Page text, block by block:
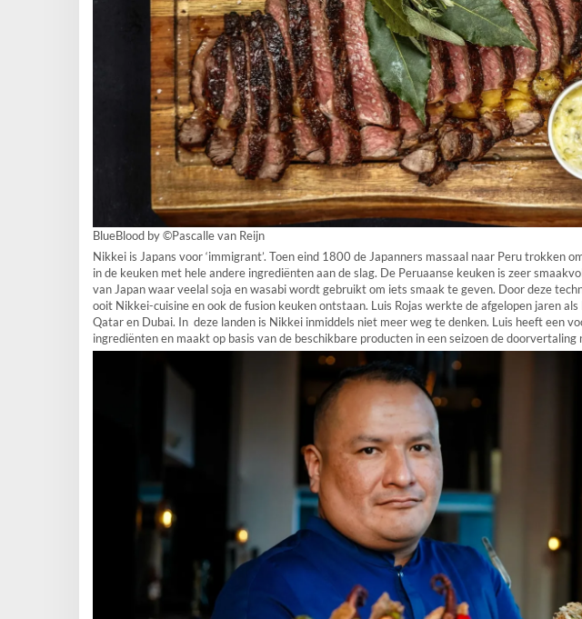
BlueBlood by ©Pascalle van Reijn
Nikkei is Japans voor ‘immigrant’. Toen eind 1800 de Japanners massaal naar Peru trokken
in de keuken met hele andere ingrediënten aan de slag. De Peruaanse keuken is zeer
van Japan waar veelal soja en wasabi wordt gebruikt om iets smaak te geven. Door deze
ooit Nikkei-cuisine en ook de fusion keuken ontstaan. Luis Rojas werkte de afgelopen jaren
Qatar en Dubai. In deze landen is Nikkei inmiddels niet meer weg te denken. Luis heeft een
ingrediënten en maakt op basis van de beschikbare producten in een seizoen de